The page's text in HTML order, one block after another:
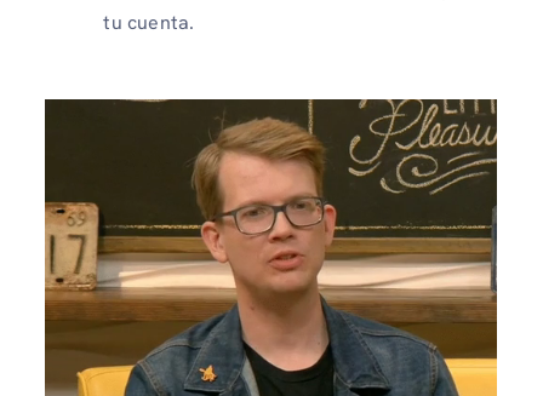
tu cuenta.